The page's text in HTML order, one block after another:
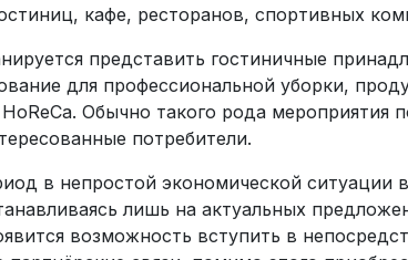
кафе, ресторанов, спортивных
представить гостиничные
для профессиональной уборки,
HoReCa. Обычно такого рода
потребители.
в непростой экономической
лишь на актуальных
возможность вступить в